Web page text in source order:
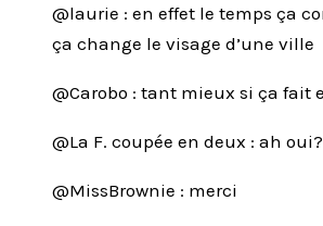
@laurie : en effet le temps ça
ça change le visage d’une ville
@Carobo : tant mieux si ça fait
@La F. coupée en deux : ah
@MissBrownie : merci